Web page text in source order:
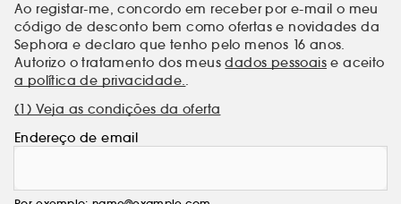
Ao registar-me, concordo em receber por e-mail o meu
código de desconto bem como ofertas e novidades da
Sephora e declaro que tenho pelo menos 16 anos.
Autorizo o tratamento dos meusdados pessoais e aceito
a política de privacidade..
(1) Veja as condições da oferta
Endereço de email